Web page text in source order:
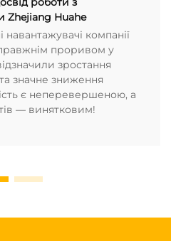
Zhejiang Huahe
компанії
проривом у
зростання
значне зниження
є неперевершеною, а
— винятковим!